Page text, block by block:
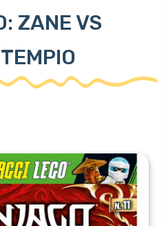
ZANE VS